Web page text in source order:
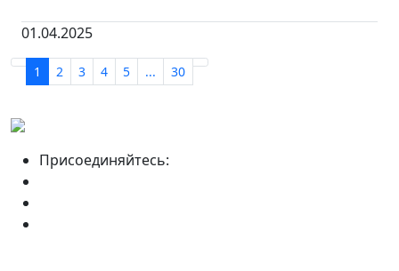
01.04.2025
1 2 3 4 5 ... 30
Присоединяйтесь: